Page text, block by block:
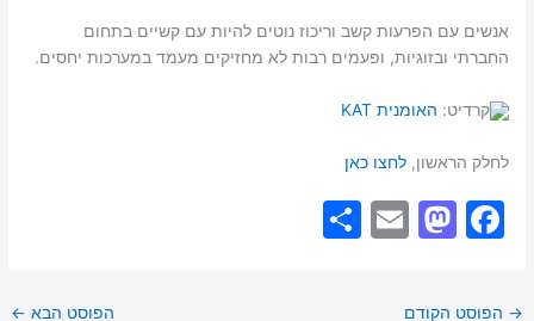
אנשים עם הפרעות קשב וריכוז נוטים להיות עם קשיים בתחום
החברתי ובזוגיות, ופעמים רבות לא מחזיקים מעמד במערכות יחסים.
קרדיט: האומנית KAT
לחלק הראשון,לחצו כאן
F
M
E
→ הפוסט הקודם הפוסט הבא ←